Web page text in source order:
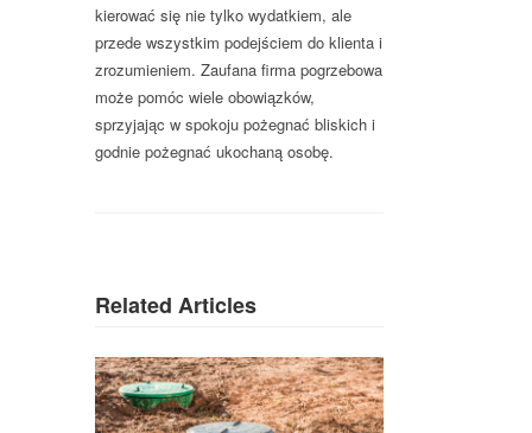
kierować się nie tylko wydatkiem, ale
przede wszystkim podejściem do klienta i
zrozumieniem. Zaufana firma pogrzebowa
może pomóc wiele obowiązków,
sprzyjając w spokoju pożegnać bliskich i
godnie pożegnać ukochaną osobę.
Related Articles